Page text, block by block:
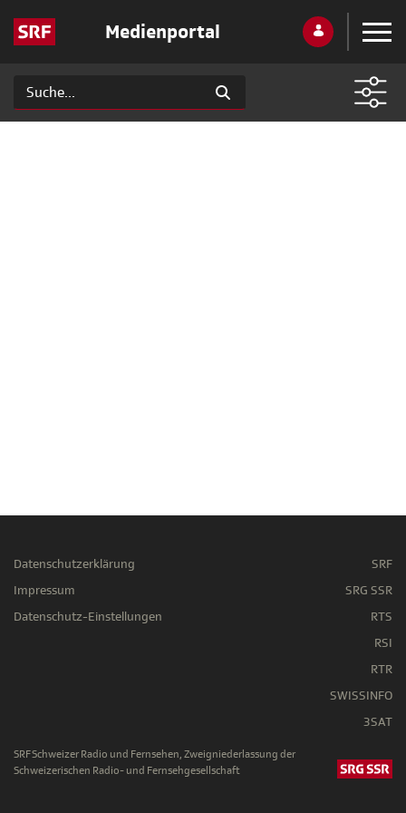
Medienportal
Datenschutzerklärung
Impressum
Datenschutz-Einstellungen
SRF
SRG SSR
RTS
RSI
RTR
SWISSINFO
3SAT
SRF Schweizer Radio und Fernsehen, Zweigniederlassung der
Schweizerischen Radio- und Fernsehgesellschaft